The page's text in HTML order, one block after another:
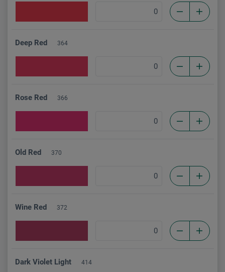
Deep Red 364
Rose Red 366
Old Red 370
Wine Red 372
Dark Violet Light 414